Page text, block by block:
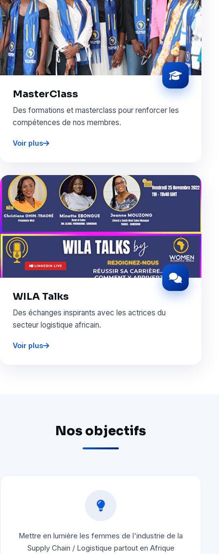
MasterClass
Des formations et masterclass pour renforcer les
compétences de nos membres.
Voir plus
WILA Talks
Des échanges inspirants avec les actrices du
secteur logistique africain.
Voir plus
Nos objectifs
Mettre en lumière les femmes de l'industrie de la
Supply Chain / Logistique partout en Afrique